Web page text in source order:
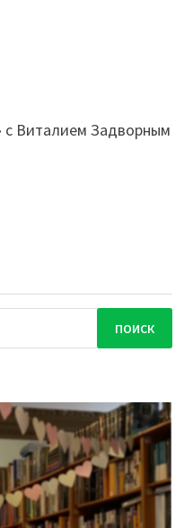
с Виталием Задворным